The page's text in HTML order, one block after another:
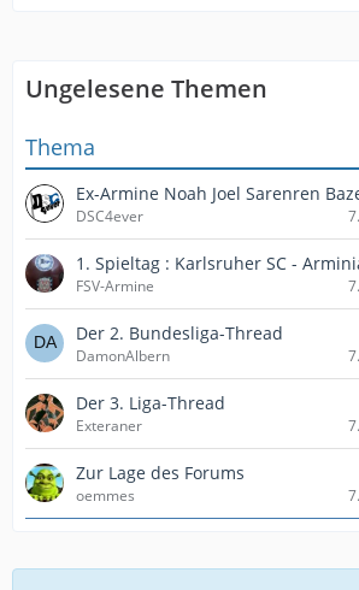
Ungelesene Themen
Thema
Ex-Armine Noah Joel Sarenren
DSC4ever
1. Spieltag : Karlsruher SC -
FSV-Armine
Der 2. Bundesliga-Thread
DamonAlbern
Der 3. Liga-Thread
Exteraner
Zur Lage des Forums
oemmes